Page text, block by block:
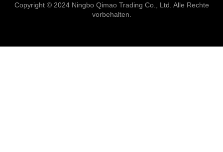
Copyright © 2024 Ningbo Qimao Trading Co., Ltd. Alle Rechte
vorbehalten.